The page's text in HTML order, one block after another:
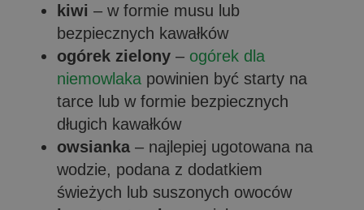
kiwi – w formie musu lub
bezpiecznych kawałków
ogórek zielony – ogórek dla
niemowlaka powinien być starty na
tarce lub w formie bezpiecznych
długich kawałków
owsianka – najlepiej ugotowana na
wodzie, podana z dodatkiem
świeżych lub suszonych owoców